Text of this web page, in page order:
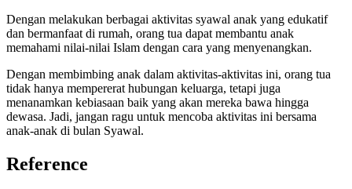
Dengan melakukan berbagai aktivitas syawal anak yang edukatif
dan bermanfaat di rumah, orang tua dapat membantu anak
memahami nilai-nilai Islam dengan cara yang menyenangkan.
Dengan membimbing anak dalam aktivitas-aktivitas ini, orang tua
tidak hanya mempererat hubungan keluarga, tetapi juga
menanamkan kebiasaan baik yang akan mereka bawa hingga
dewasa. Jadi, jangan ragu untuk mencoba aktivitas ini bersama
anak-anak di bulan Syawal.
Reference